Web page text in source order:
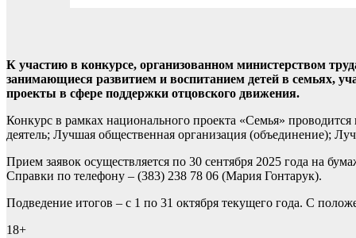
К участию в конкурсе, организованном министерством
занимающиеся развитием и воспитанием детей в семьях,
проекты в сфере поддержки отцовского движения.
Конкурс в рамках национального проекта «Семья»
деятель; Лучшая общественная организация (объединение);
Прием заявок осуществляется по 30 сентября 2025 года на
Справки по телефону – (383) 238 78 06 (Мария Гонтарук).
Подведение итогов – с 1 по 31 октября текущего года. С
18+